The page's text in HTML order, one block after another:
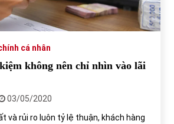
doanh ngày 3.6.2022: CTCK mua ròng 28,7 tỷ đồng
cá nhân
không nên chỉ nhìn vào lãi
03/05/2020
và rủi ro luôn tỷ lệ thuận, khách hàng